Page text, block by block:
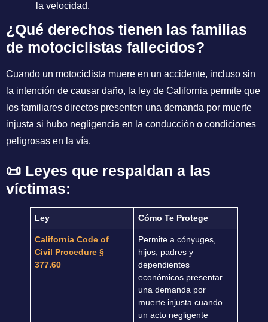
la velocidad.
¿Qué derechos tienen las familias
de motociclistas fallecidos?
Cuando un motociclista muere en un accidente, incluso sin
la intención de causar daño, la ley de California permite que
los familiares directos presenten una demanda por muerte
injusta si hubo negligencia en la conducción o condiciones
peligrosas en la vía.
📜 Leyes que respaldan a las
víctimas:
Ley Cómo Te Protege
California Code of
Civil Procedure §
377.60
Permite a cónyuges,
hijos, padres y
dependientes
económicos presentar
una demanda por
muerte injusta cuando
un acto negligente